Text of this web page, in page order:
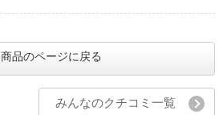
商品のページに戻る
みんなのクチコミ一覧